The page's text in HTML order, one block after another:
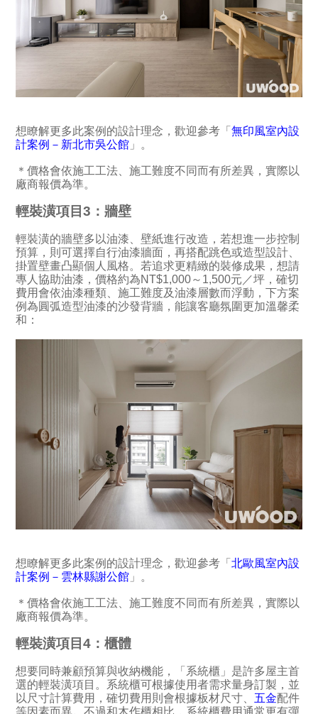
想瞭解更多此案例的設計理念，歡迎參考「無印風室內設
計案例－新北市吳公館 」。
＊價格會依施工工法、施工難度不同而有所差異，實際以
廠商報價為準。
輕裝潢項目3：牆壁
輕裝潢的牆壁多以油漆、壁紙進行改造，若想進一步控制
預算，則可選擇自行油漆牆面，再搭配跳色或造型設計、
掛置壁畫凸顯個人風格。若追求更精緻的裝修成果，想請
專人協助油漆，價格約為NT$1,000～1,500元／坪，確切
費用會依油漆種類、施工難度及油漆層數而浮動，下方案
例為圓弧造型油漆的沙發背牆，能讓客廳氛圍更加溫馨柔
和：
想瞭解更多此案例的設計理念，歡迎參考「北歐風室內設
計案例－雲林縣謝公館 」。
＊價格會依施工工法、施工難度不同而有所差異，實際以
廠商報價為準。
輕裝潢項目4：櫃體
想要同時兼顧預算與收納機能，「系統櫃」是許多屋主首
選的輕裝潢項目。系統櫃可根據使用者需求量身訂製，並
以尺寸計算費用，確切費用則會根據板材尺寸、 五金配件
等因素而異。不過和木作櫃相比，系統櫃費用通常更有彈